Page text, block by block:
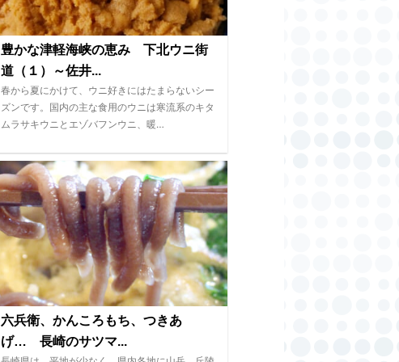
豊かな津軽海峡の恵み 下北ウニ街
道（１）～佐井...
春から夏にかけて、ウニ好きにはたまらないシー
ズンです。国内の主な食用のウニは寒流系のキタ
ムラサキウニとエゾバフンウニ、暖…
六兵衛、かんころもち、つきあ
げ… 長崎のサツマ...